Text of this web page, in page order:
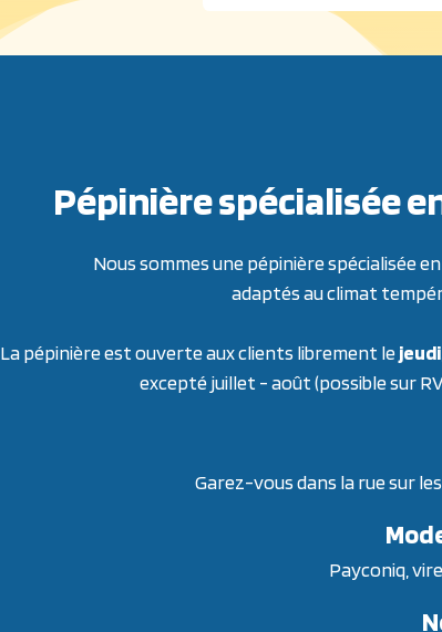
Pépinière spécialisée
Nous sommes une pépinière spécialisée
adaptés au climat
La pépinière est ouverte aux clients librement le
excepté juillet - août (possible sur
Garez-vous dans la rue sur
Payconiq,